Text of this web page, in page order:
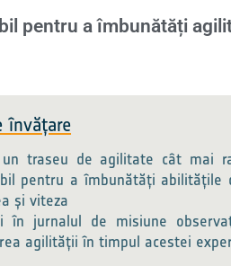
pentru a îmbunătăți
învățare
un traseu de agilitate cât mai
pentru a îmbunătăți abilitățile
și viteza
în jurnalul de misiune
agilității în timpul acestei